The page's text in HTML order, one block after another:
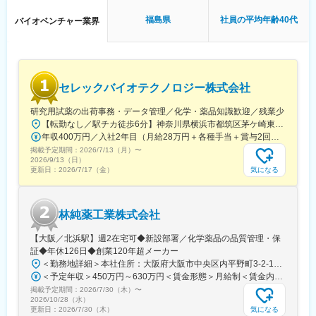
期での事業拡張余地が大きい企業です。
変更の範囲：会社の定める業務
裁量をもって事業成長フェーズを牽引ができる：
在は開拓した市場をスケールするフェーズです。今後製品のパイ
【当社について】
自己組織化ペプチド技術に関する様々な権利をもとに、医療機器
事業、研究試薬事業、ライセンス事業を柱としてグローバルな事
業を展開しています。
マサチューセッツ工科大（MIT）からライセンスを受けているペプ
チド技術をコアとし、再生医療や外科医療、細胞医療、創薬技術
の分野で実用化を目指す技術の開発及び自社製品開発に取り組ん
【当社の魅力】
■MIT発の独自技術を核にした高い技術力：
MITで生まれた「自己組織化ペプチド技術」を基盤とし、他社が簡
単に真似できない医療用バイオマテリアルを保有・独占的に活用
しています。高い生体適合性と安全性が評価されています。
■すでに実用化されているグローバル医療ビジネス：
止血材「ピュアスタット」などは、日本・欧州・米国で承認・販
売実績があり、研究段階に留まらず、世界の医療現場で使われて
いる製品を持つ点が大きな強みです。
バイオベンチャー業界 福島県 社員の平均年齢40代
セレックバイオテクノロジー株式会社
研究用試薬の出荷事務・データ管理／化学・薬品知識歓迎／残業少
【転勤なし／駅チカ徒歩6分】神奈川県横浜市都筑区茅ケ崎東4-5-34 長沢ビル＊U.Iターン歓迎
年収400万円／入社2年目（月給28万円＋各種手当＋賞与2回） 年収500万円／入社5年目（月給30万円＋各種手当＋賞与2回）
掲載予定期間： 2026/7/13（月） 〜
2026/9/13（日）
更新日： 2026/7/17（金） 気になる
林純薬工業株式会社
【大阪／北浜駅】週2在宅可◆新設部署／化学薬品の品質管理・保
証◆年休126日◆創業120年超メーカー
＜勤務地詳細＞本社住所：大阪府大阪市中央区内平野町3-2-12 HPCビル勤務地最寄駅：Osaka Metro堺筋線／北浜駅受動喫煙対策：屋内全面禁煙変更の範囲：会社の定める事業所
＜予定年収＞450万円～630万円＜賃金形態＞月給制＜賃金内訳＞月額（基本給）：263,000円～371,000円＜月給＞263,000円～371,000円＜昇給有無＞有＜残業手当＞有＜給与補足＞■年収補足：・賞与実績／年2回、昨年度実績5ヵ月分・最終面接にて等級を決定。管理監督者の場合は残業手当なし。賃金はあくまでも目安の金額であり、選考を通じて上下する可能性があります。月給(月額)は固定手当を含めた表記です。
掲載予定期間： 2026/7/30（木） 〜
2026/10/28（水）
更新日： 2026/7/30（木） 気になる